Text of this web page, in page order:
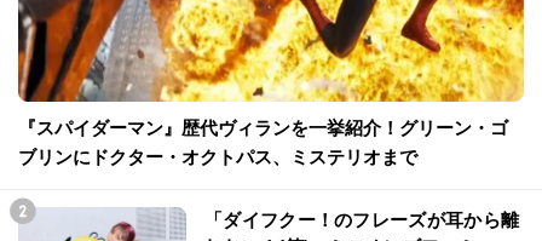
『スパイダーマン』歴代ヴィランを一挙紹介！グリーン・ゴ
ブリンにドクター・オクトパス、ミステリオまで
「ダイフクー！のフレーズが耳から離